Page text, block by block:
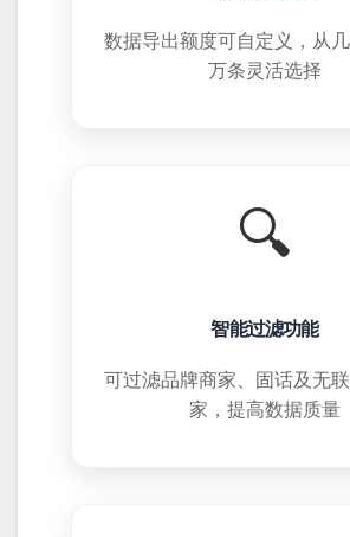
数据导出额度可自定义，从
万条灵活选择
🔍
智能过滤功能
可过滤品牌商家、固话及无
家，提高数据质量